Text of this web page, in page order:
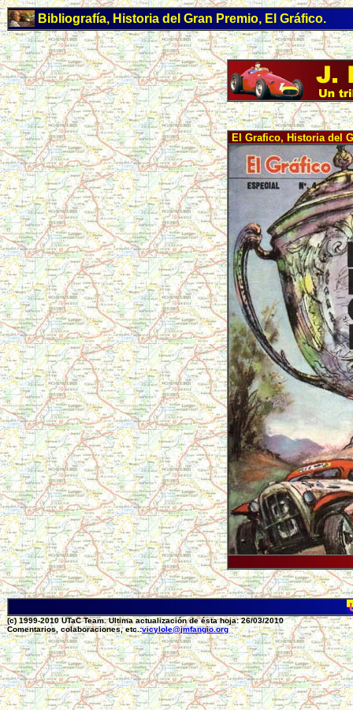
Bibliografía, Historia del Gran Premio, El Gráfico.
El Grafico, Historia del
(c) 1999-2010 UTaC Team. Ultima actualización de ésta hoja: 26/03/2010
Comentarios, colaboraciones, etc.:vicylole@jmfangio.org